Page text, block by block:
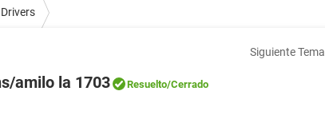
Drivers
Siguiente Tema
amilo la 1703 Resuelto/Cerrado